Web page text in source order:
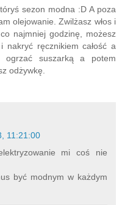
sezon modna :D A poza
olejowanie. Zwilżasz włos i
najmniej godzinę, możesz
ręcznikiem całość a
ogrzać suszarką a potem
odżywkę.
11:21:00
mi coś nie
być modnym w każdym